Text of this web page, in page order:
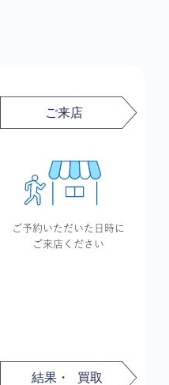
ご予約いただいた 日時に
ご来店ください